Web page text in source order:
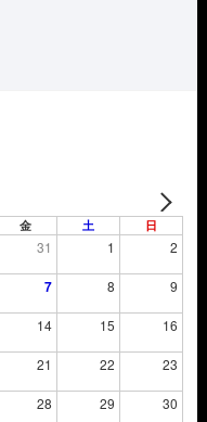
金 土 日
31 1 2
7 8 9
14 15 16
21 22 23
28 29 30